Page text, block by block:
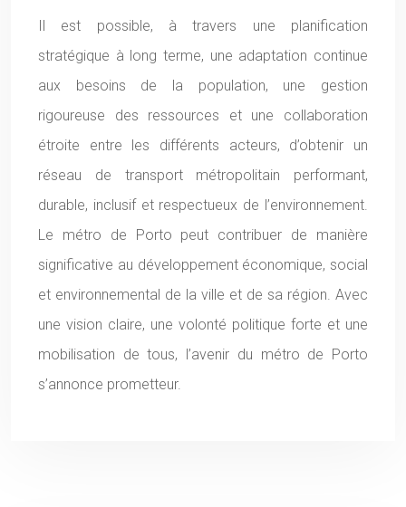
Il est possible, à travers une planification
stratégique à long terme, une adaptation continue
aux besoins de la population, une gestion
rigoureuse des ressources et une collaboration
étroite entre les différents acteurs, d’obtenir un
réseau de transport métropolitain performant,
durable, inclusif et respectueux de l’environnement.
Le métro de Porto peut contribuer de manière
significative au développement économique, social
et environnemental de la ville et de sa région. Avec
une vision claire, une volonté politique forte et une
mobilisation de tous, l’avenir du métro de Porto
s’annonce prometteur.